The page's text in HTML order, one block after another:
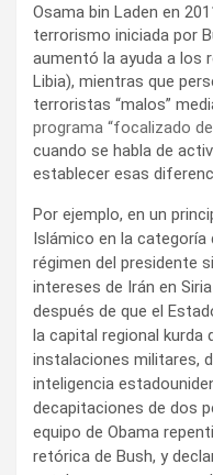
Osama bin Laden en
terrorismo iniciada por
aumentó la ayuda a los
Libia), mientras que
terroristas “malos”
programa “focalizado
cuando se habla de
establecer esas
Por ejemplo, en un
Islámico en la categoría
régimen del presidente
intereses de Irán en
después de que el
la capital regional kurda
instalaciones militares,
inteligencia
decapitaciones de dos
equipo de Obama
retórica de Bush, y